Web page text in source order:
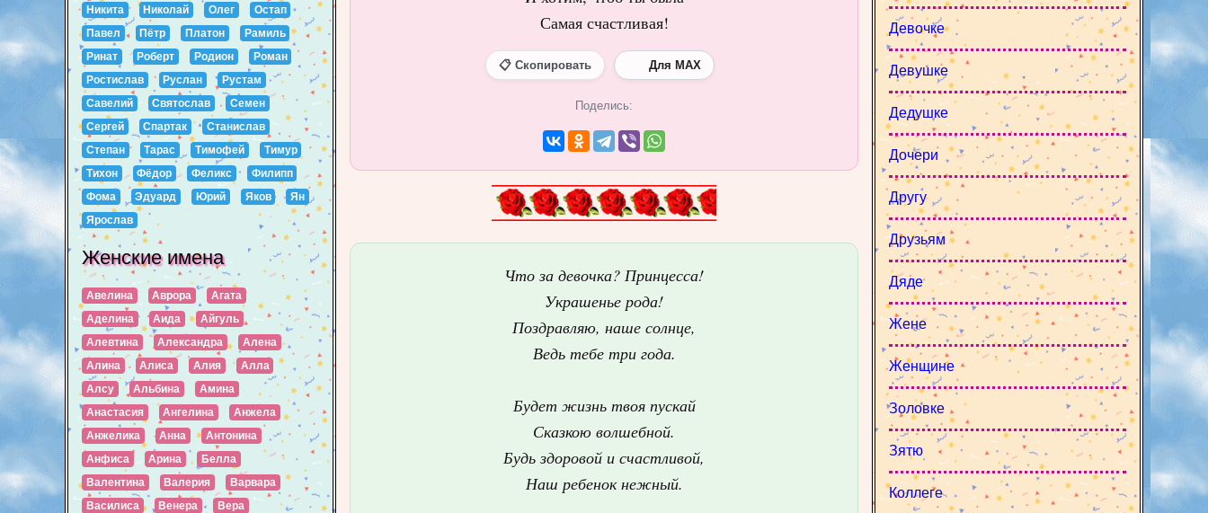
Самая счастливая!
📋 Скопировать Для MAX
Поделись:
Что за девочка? Принцесса!
Украшенье рода!
Поздравляю, наше солнце,
Ведь тебе три года.
Будет жизнь твоя пускай
Сказкою волшебной.
Будь здоровой и счастливой,
Наш ребенок нежный.
Девочке
Девушке
Дедушке
Дочери
Другу
Друзьям
Дяде
Жене
Женщине
Золовке
Зятю
Коллеге
Никита
Николай Олег
Остап
Павел
Пётр Платон
Рамиль
Ринат
Роберт Родион
Роман
Ростислав
Руслан
Рустам
Савелий
Святослав
Семен
Сергей
Спартак
Станислав
Степан
Тарас Тимофей
Тимур
Тихон
Фёдор Феликс
Филипп
Фома
Эдуард Юрий Яков
Ян
Ярослав
Женские имена
Авелина Аврора
Агата
Аделина
Аида
Айгуль
Алевтина
Александра
Алена
Алина
Алиса Алия
Алла
Алсу
Альбина
Амина
Анастасия
Ангелина
Анжела
Анжелика
Анна
Антонина
Анфиса
Арина
Белла
Валентина
Валерия
Варвара
Василиса
Венера
Вера